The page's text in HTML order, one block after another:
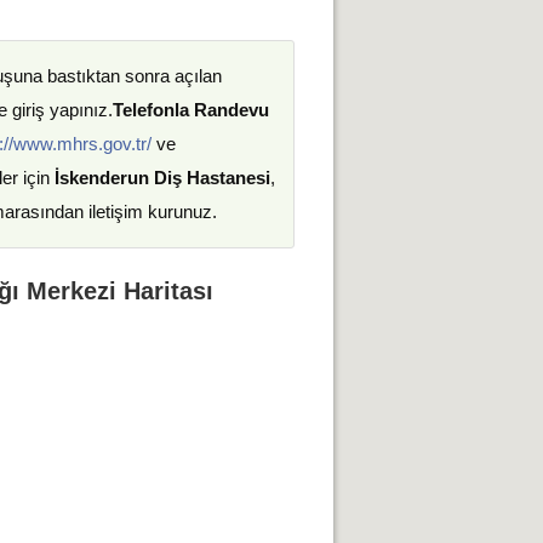
bastıktan sonra açılan
yapınız.Telefonla Randevu
www.mhrs.gov.tr/ve
için İskenderun Diş Hastanesi,
iletişim kurunuz.
Merkezi Haritası